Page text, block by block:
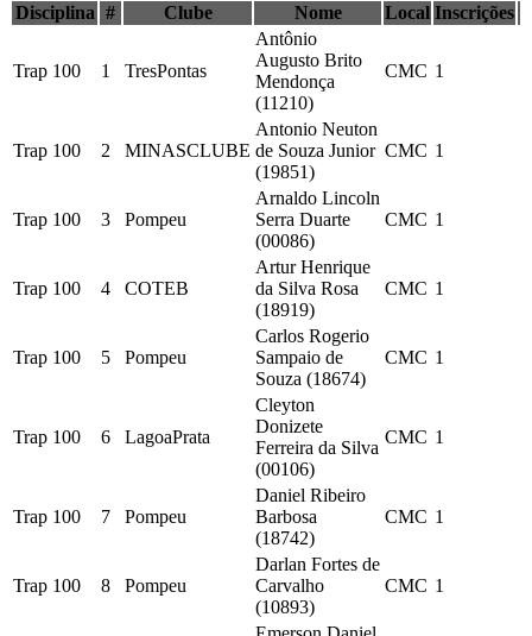
Disciplina # Clube Nome Local Inscrições
Trap 100 1 TresPontas
Antônio
Augusto Brito
Mendonça
(11210)
CMC 1
Trap 100 2 MINASCLUBE
Antonio Neuton
de Souza Junior
(19851)
CMC 1
Trap 100 3 Pompeu
Arnaldo Lincoln
Serra Duarte
(00086)
CMC 1
Trap 100 4 COTEB
Artur Henrique
da Silva Rosa
(18919)
CMC 1
Trap 100 5 Pompeu
Carlos Rogerio
Sampaio de
Souza (18674)
CMC 1
Trap 100 6 LagoaPrata
Cleyton
Donizete
Ferreira da Silva
(00106)
CMC 1
Trap 100 7 Pompeu
Daniel Ribeiro
Barbosa
(18742)
CMC 1
Trap 100 8 Pompeu
Darlan Fortes de
Carvalho
(10893)
CMC 1